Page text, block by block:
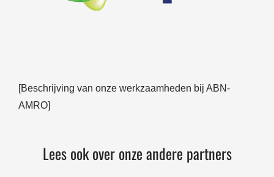
[Beschrijving van onze werkzaamheden bij ABN-
AMRO]
Lees ook over onze andere partners